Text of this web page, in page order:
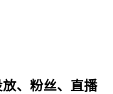
、粉丝、直播